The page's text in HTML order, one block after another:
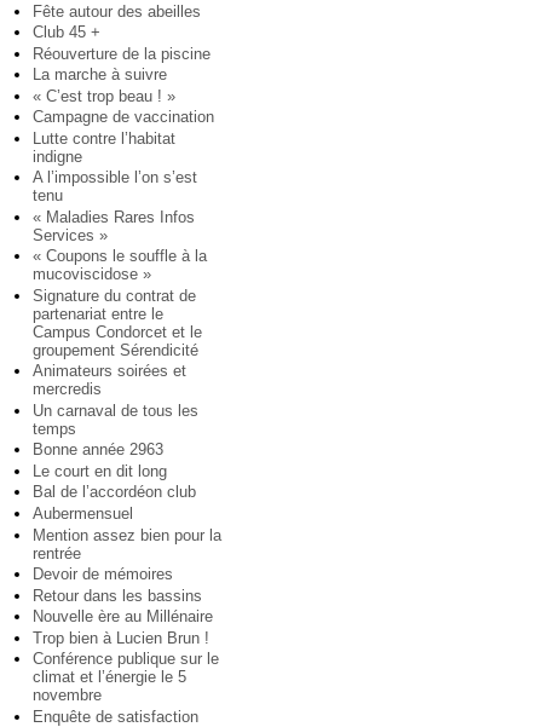
Fête autour des abeilles
Club 45 +
Réouverture de la piscine
La marche à suivre
« C’est trop beau ! »
Campagne de vaccination
Lutte contre l’habitat
indigne
A l’impossible l’on s’est
tenu
« Maladies Rares Infos
Services »
« Coupons le souffle à la
mucoviscidose »
Signature du contrat de
partenariat entre le
Campus Condorcet et le
groupement Sérendicité
Animateurs soirées et
mercredis
Un carnaval de tous les
temps
Bonne année 2963
Le court en dit long
Bal de l’accordéon club
Aubermensuel
Mention assez bien pour la
rentrée
Devoir de mémoires
Retour dans les bassins
Nouvelle ère au Millénaire
Trop bien à Lucien Brun !
Conférence publique sur le
climat et l’énergie le 5
novembre
Enquête de satisfaction